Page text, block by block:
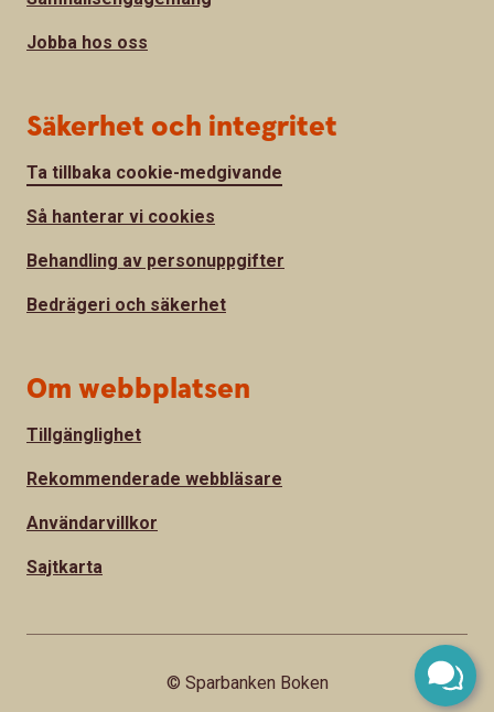
Jobba hos oss
Säkerhet och integritet
Ta tillbaka cookie-medgivande
Så hanterar vi cookies
Behandling av personuppgifter
Bedrägeri och säkerhet
Om webbplatsen
Tillgänglighet
Rekommenderade webbläsare
Användarvillkor
Sajtkarta
© Sparbanken Boken